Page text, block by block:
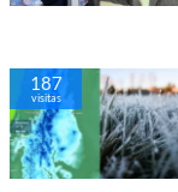
187
visitas